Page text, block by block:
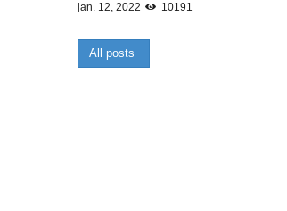
jan. 12, 2022 10191
All posts